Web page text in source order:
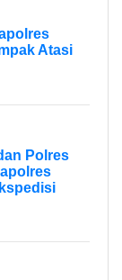
Atasi
Polres